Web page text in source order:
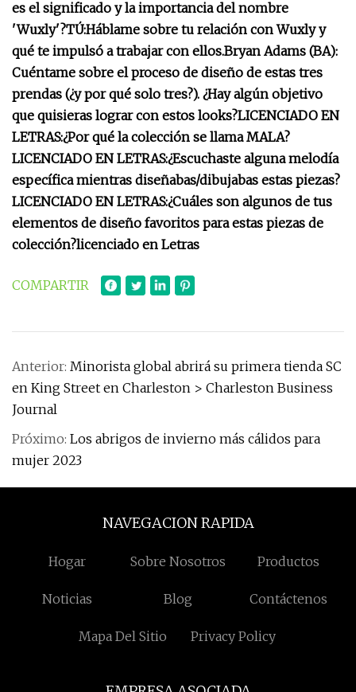
es el significado y la importancia del nombre
'Wuxly'?TÚ:Háblame sobre tu relación con Wuxly y
qué te impulsó a trabajar con ellos.Bryan Adams (BA):
Cuéntame sobre el proceso de diseño de estas tres
prendas (¿y por qué solo tres?). ¿Hay algún objetivo
que quisieras lograr con estos looks?LICENCIADO EN
LETRAS:¿Por qué la colección se llama MALA?
LICENCIADO EN LETRAS:¿Escuchaste alguna melodía
específica mientras diseñabas/dibujabas estas piezas?
LICENCIADO EN LETRAS:¿Cuáles son algunos de tus
elementos de diseño favoritos para estas piezas de
colección?licenciado en Letras
COMPARTIR
Anterior: Minorista global abrirá su primera tienda SC
en King Street en Charleston > Charleston Business
Journal
Próximo: Los abrigos de invierno más cálidos para
mujer 2023
NAVEGACION RAPIDA
Hogar Sobre Nosotros Productos
Noticias Blog Contáctenos
Mapa Del Sitio Privacy Policy